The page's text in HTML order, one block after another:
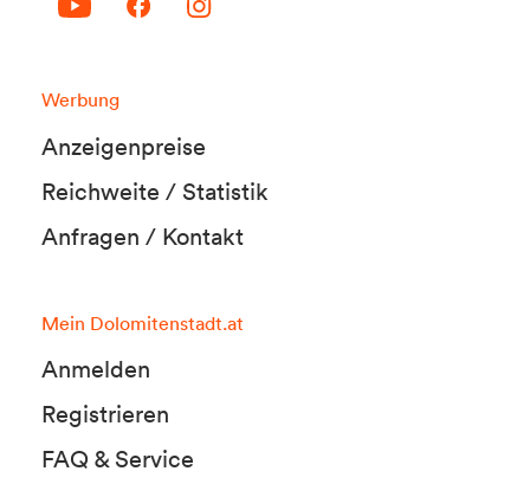
Werbung
Anzeigenpreise
Reichweite / Statistik
Anfragen / Kontakt
Mein Dolomitenstadt.at
Anmelden
Registrieren
FAQ & Service